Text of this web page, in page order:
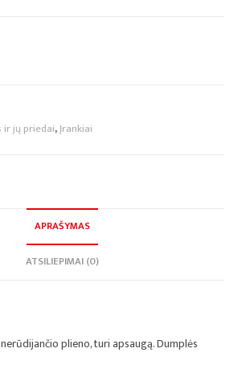
ir jų priedai,Įrankiai
APRAŠYMAS
ATSILIEPIMAI (0)
plieno, turi apsaugą. Dumplės